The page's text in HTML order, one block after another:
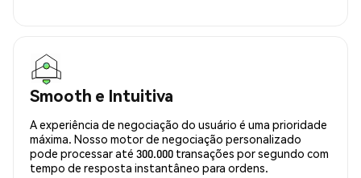
Smooth e Intuitiva
A experiência de negociação do usuário é uma prioridade
máxima. Nosso motor de negociação personalizado
pode processar até 300.000 transações por segundo com
tempo de resposta instantâneo para ordens.